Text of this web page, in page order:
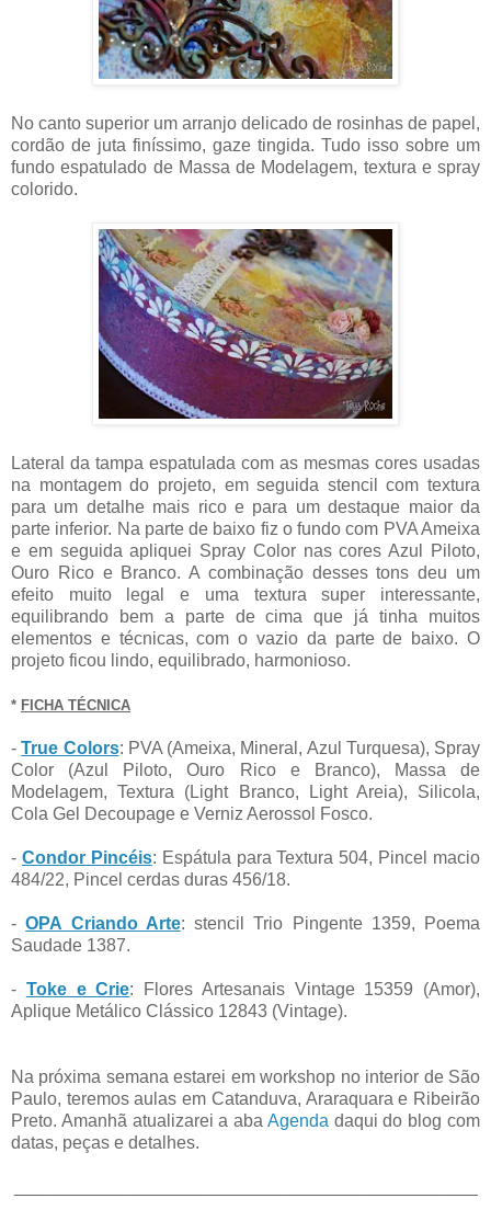
No canto superior um arranjo delicado de rosinhas de papel,
cordão de juta finíssimo, gaze tingida. Tudo isso sobre um
fundo espatulado de Massa de Modelagem, textura e spray
colorido.
Lateral da tampa espatulada com as mesmas cores usadas
na montagem do projeto, em seguida stencil com textura
para um detalhe mais rico e para um destaque maior da
parte inferior. Na parte de baixo fiz o fundo com PVA Ameixa
e em seguida apliquei Spray Color nas cores Azul Piloto,
Ouro Rico e Branco. A combinação desses tons deu um
efeito muito legal e uma textura super interessante,
equilibrando bem a parte de cima que já tinha muitos
elementos e técnicas, com o vazio da parte de baixo. O
projeto ficou lindo, equilibrado, harmonioso.
* FICHA TÉCNICA
-True Colors: PVA (Ameixa, Mineral, Azul Turquesa), Spray
Color (Azul Piloto, Ouro Rico e Branco), Massa de
Modelagem, Textura (Light Branco, Light Areia), Silicola,
Cola Gel Decoupage e Verniz Aerossol Fosco.
- Condor Pincéis: Espátula para Textura 504, Pincel macio
484/22, Pincel cerdas duras 456/18.
-OPA Criando Arte: stencil Trio Pingente 1359, Poema
Saudade 1387.
- Toke e Crie: Flores Artesanais Vintage 15359 (Amor),
Aplique Metálico Clássico 12843 (Vintage).
Na próxima semana estarei em workshop no interior de São
Paulo, teremos aulas em Catanduva, Araraquara e Ribeirão
Preto. Amanhã atualizarei a aba Agenda daqui do blog com
datas, peças e detalhes.